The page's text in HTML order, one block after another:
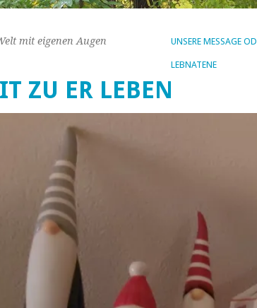
UNSERE MESSAGE
LEBNATENE
ZU ER LEBEN
mit eigenen Augen